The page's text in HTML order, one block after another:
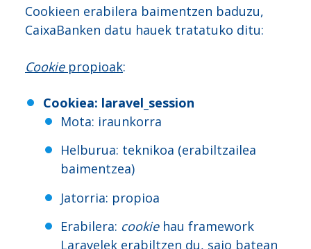
Cookieen erabilera baimentzen baduzu,
CaixaBanken datu hauek tratatuko ditu:
Cookiepropioak:
Cookiea: laravel_session
Mota: iraunkorra
Helburua: teknikoa (erabiltzailea
baimentzea)
Jatorria: propioa
Erabilera: cookiehau framework
Laravelek erabiltzen du, saio batean